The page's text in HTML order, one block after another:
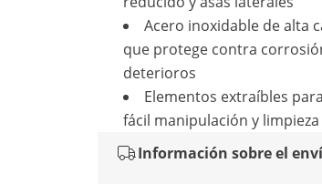
Acero inoxidable de alta
que protege contra
deterioros
Elementos extraíbles
fácil manipulación y limpieza
Información sobre el